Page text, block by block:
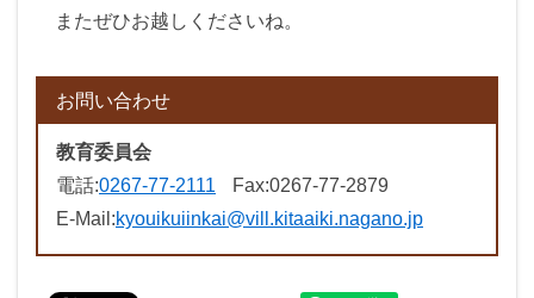
またぜひお越しくださいね。
お問い合わせ
教育委員会
電話:0267-77-2111 Fax:0267-77-2879
E-Mail:kyouikuiinkai@vill.kitaaiki.nagano.jp